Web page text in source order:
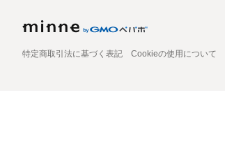
特定商取引法に基づく表記 Cookieの使用について